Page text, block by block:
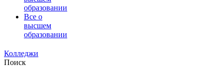
образовании
Все о
высшем
образовании
Колледжи
Поиск